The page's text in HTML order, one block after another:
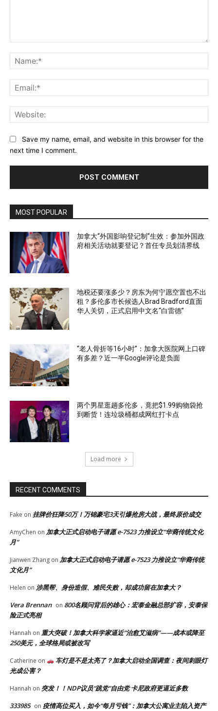
Save my name, email, and website in this browser for the
next time I comment.
MOST POPULAR
加拿大“外国影响登记制”生效：参加外国政
府相关活动就要登记？首任专员划清界线
地税还要涨多少？房东为何宁愿空置也不出
租？多伦多市长候选人Brad Bradford直面
华人关切，正式启用中文名“白雷德”
“老人骨折等16小时”：加拿大医院网上口碑
有多差？近一半Google评论是负面
两个男星逛趟多伦多，竟把$1.99购物袋抢
到断货！连垃圾桶都成网红打卡点
Load more
RECENT COMMENTS
Fake on 挂牌价狂降50万！万锦豪宅3天引爆抢房大战，最终原价成交
AmyChen on 加拿大正式启动电子请愿 e-7523 力推设立“华裔传统文化
月”
Jianwen Zhang on 加拿大正式启动电子请愿 e-7523 力推设立“华裔传统
文化月”
Helen on 涉黑帮、身份造假、难民失败，却成功留在加拿大？
Vera Brennan on 800名顾问背后的雄心：宏泰金融总部扩容，安泰保
险正式亮相
Hannah on 重大突破！加拿大科学家逼近“治愈艾滋病”——成本或降至
250美元，全球格局或被改写
Catherine on
车灯是不是太亮了？加拿大启动全国调查：夜间刺眼灯
光成公害？
Hannah on 突发！！NDP议员“跳党”自由党 卡尼政府更逼近多数
333985 on 疫情高位买入，如今“每月亏钱”：加拿大公寓业主陷入资产